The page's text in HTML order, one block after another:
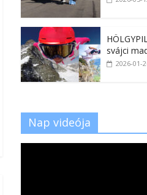
svájci
2026-01-
Nap videója